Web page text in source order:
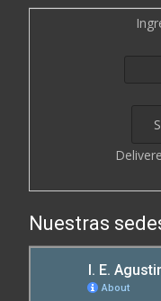
Nuestras